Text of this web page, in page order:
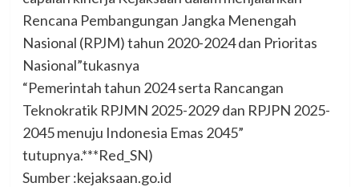
Rencana Pembangungan Jangka Menengah
Nasional (RPJM) tahun 2020-2024 dan Prioritas
Nasional”tukasnya
“Pemerintah tahun 2024 serta Rancangan
Teknokratik RPJMN 2025-2029 dan RPJPN 2025-
2045 menuju Indonesia Emas 2045”
tutupnya.***Red_SN)
Sumber :kejaksaan.go.id